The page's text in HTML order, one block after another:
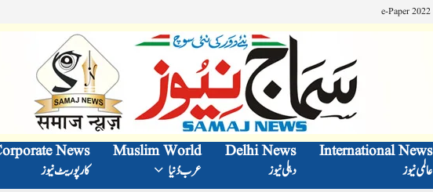
e-Paper 2022
International News
عالمی نیوز
Delhi News
دہلی نیوز
Muslim World
عرب دُنیا
News
کارپوریٹ نیوز